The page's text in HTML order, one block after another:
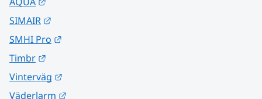
SIMAIR
SMHI Pro
Timbr
Vinterväg
Väderlarm